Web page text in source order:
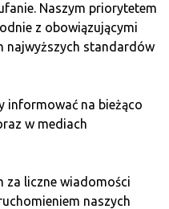
Naszym priorytetem
z obowiązującymi
najwyższych standardów
informować na bieżąco
w mediach
za liczne wiadomości
naszych